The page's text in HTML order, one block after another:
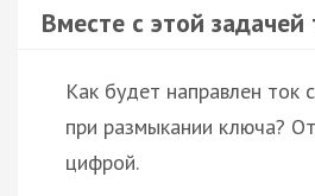
Вместе с этой
Как будет направлен ток
при размыкании ключа?
цифрой.